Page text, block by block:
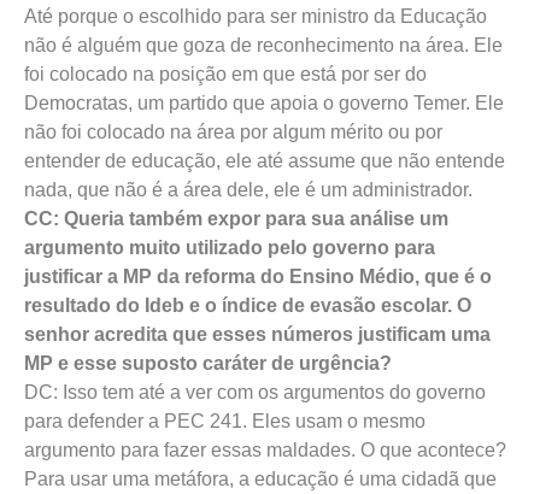
Até porque o escolhido para ser ministro da Educação
não é alguém que goza de reconhecimento na área. Ele
foi colocado na posição em que está por ser do
Democratas, um partido que apoia o governo Temer. Ele
não foi colocado na área por algum mérito ou por
entender de educação, ele até assume que não entende
nada, que não é a área dele, ele é um administrador.
CC: Queria também expor para sua análise um
argumento muito utilizado pelo governo para
justificar a MP da reforma do Ensino Médio, que é o
resultado do Ideb e o índice de evasão escolar. O
senhor acredita que esses números justificam uma
MP e esse suposto caráter de urgência?
DC: Isso tem até a ver com os argumentos do governo
para defender a PEC 241. Eles usam o mesmo
argumento para fazer essas maldades. O que acontece?
Para usar uma metáfora, a educação é uma cidadã que